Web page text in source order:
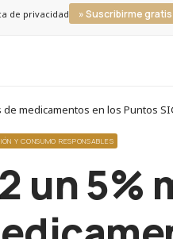
de privacidad » Suscribirme gratis
medicamentos en los Puntos
Y CONSUMO RESPONSABLES
un 5%